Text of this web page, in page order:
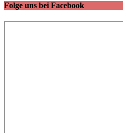
Folge uns bei Facebook